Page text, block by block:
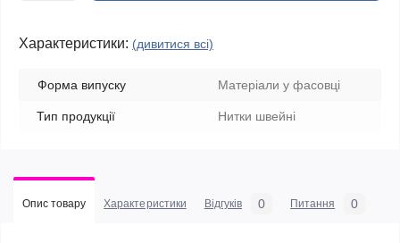
Характеристики: (дивитися всі)
Форма випуску Матеріали у фасовці
Тип продукції Нитки швейні
Опис товару Характеристики Відгуків 0 Питання 0